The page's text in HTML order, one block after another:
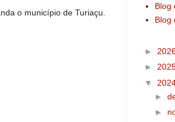
o município de Turiaçu.
Blog
Blog
►
►
▼
►
►